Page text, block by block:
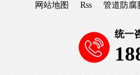
网站地图 Rss 管道防腐
统一